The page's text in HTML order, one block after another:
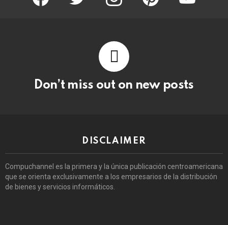
Don’t miss out on new posts
DISCLAIMER
Compuchannel es la primera y la única publicación centroamericana
que se orienta exclusivamente a los empresarios de la distribución
de bienes y servicios informáticos.